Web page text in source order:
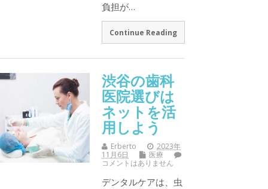
負担が…
Continue Reading
渋谷の歯科
医院選びは
ネットを活
用しよう
Erberto
2023年
11月6日
医療
コメントはありません
デンタルケアは、虫